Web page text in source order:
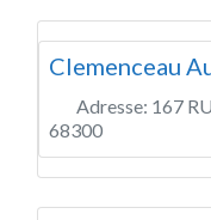
Clemenceau
Adresse: 167
68300